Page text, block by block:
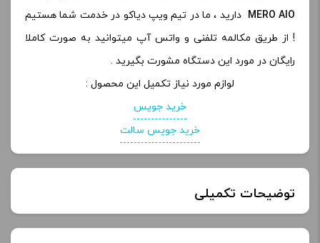
MERO AIO دارید ، ما در تیم ویپ دیاکو در خدمت شما هستیم
! از طریق مکالمه تلفنی و واتس آپ میتوانید به صورت کاملا
رایگان در مورد این دستگاه مشورت بگیرید .
لوازم مورد نیاز تکمیل این محصول :
خرید جویس
خرید جویس سالت
توضیحات تکمیلی